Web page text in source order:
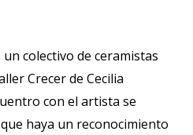
colectivo de ceramistas
Crecer de Cecilia
con el artista se
haya un reconocimiento